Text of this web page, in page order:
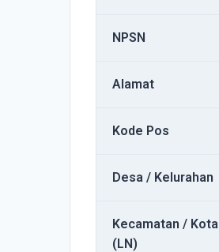
NPSN
Alamat
Kode Pos
Desa / Kelurahan
Kecamatan / Kota
(LN)